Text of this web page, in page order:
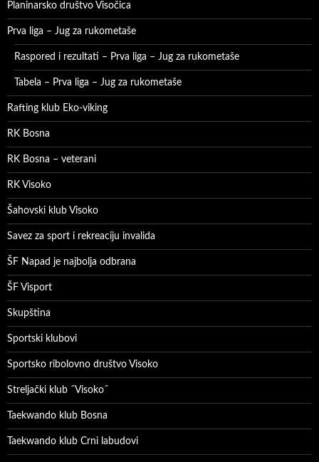
Planinarsko društvo Visočica
Prva liga – Jug za rukometaše
Raspored i rezultati – Prva liga – Jug za rukometaše
Tabela – Prva liga – Jug za rukometaše
Rafting klub Eko-viking
RK Bosna
RK Bosna – veterani
RK Visoko
Šahovski klub Visoko
Savez za sport i rekreaciju invalida
ŠF Napad je najbolja odbrana
ŠF Visport
Skupština
Sportski klubovi
Sportsko ribolovno društvo Visoko
Streljački klub ˝Visoko˝
Taekwando klub Bosna
Taekwando klub Crni labudovi